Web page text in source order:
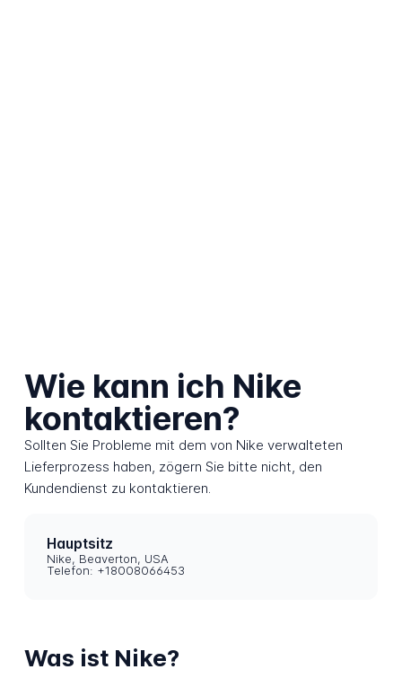
Wie kann ich Nike
kontaktieren?
Sollten Sie Probleme mit dem von Nike verwalteten
Lieferprozess haben, zögern Sie bitte nicht, den
Kundendienst zu kontaktieren.
Hauptsitz
Nike, Beaverton, USA
Telefon: +18008066453
Was ist Nike?